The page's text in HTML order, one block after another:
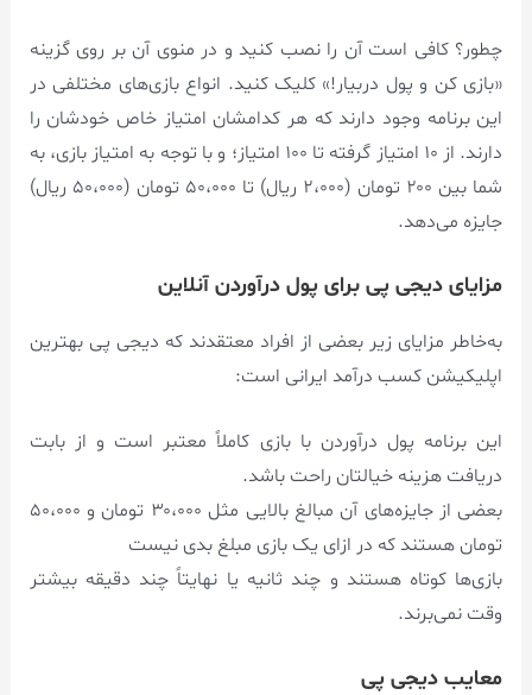
چطور؟ کافی است آن را نصب کنید و در منوی آن بر روی گزینه
«بازی کن و پول دربیار!» کلیک کنید. انواع بازی‌های مختلفی در
این برنامه وجود دارند که هر کدامشان امتیاز خاص خودشان را
دارند. از ۱۰ امتیاز گرفته تا ۱۰۰ امتیاز؛ و با توجه به امتیاز بازی، به
شما بین ۲۰۰ تومان (۲،۰۰۰ ریال) تا ۵۰،۰۰۰ تومان (۵۰،۰۰۰ ریال)
جایزه می‌دهد.
مزایای دیجی پی برای پول درآوردن آنلاین
به‌خاطر مزایای زیر بعضی از افراد معتقدند که دیجی پی بهترین
اپلیکیشن کسب درآمد ایرانی است:
این برنامه پول درآوردن با بازی کاملاً معتبر است و از بابت
دریافت هزینه خیالتان راحت باشد.
بعضی از جایزه‌های آن مبالغ بالایی مثل ۳۰،۰۰۰ تومان و ۵۰،۰۰۰
تومان هستند که در ازای یک بازی مبلغ بدی نیست
بازی‌ها کوتاه هستند و چند ثانیه یا نهایتاً چند دقیقه بیشتر
وقت نمی‌برند.
معایب دیجی پی